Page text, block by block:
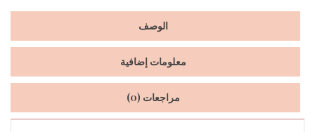
الوصف
معلومات إضافية
مراجعات (0)